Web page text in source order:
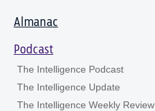
Almanac
Podcast
The Intelligence Podcast
The Intelligence Update
The Intelligence Weekly Review